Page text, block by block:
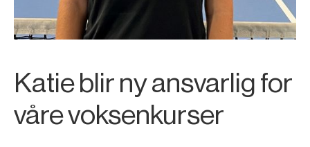
Katie blir ny ansvarlig for
våre voksenkurser